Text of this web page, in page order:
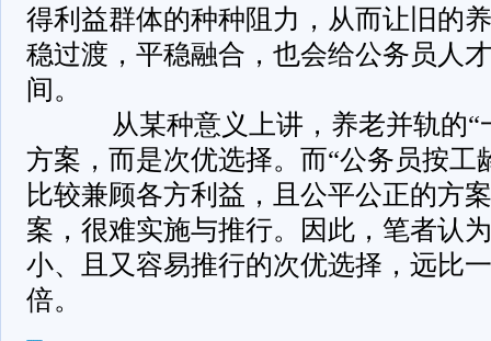
得利益群体的种种阻力，从而让旧的
稳过渡，平稳融合，也会给公务员人
间。
从某种意义上讲，养老并轨的“
方案，而是次优选择。而“公务员按工
比较兼顾各方利益，且公平公正的方
案，很难实施与推行。因此，笔者认
小、且又容易推行的次优选择，远比
倍。